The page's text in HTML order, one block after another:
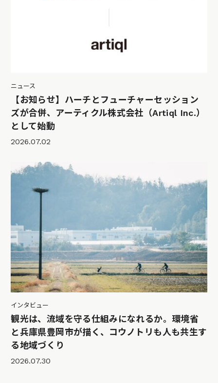
ニュース
【お知らせ】ハーチとフューチャーセッション
ズが合併、アーティクル株式会社（Artiql Inc.）
として始動
2026.07.02
インタビュー
観光は、流域を守る仕組みになれるか。環境省
と兵庫県豊岡市が描く、コウノトリも人も共生す
る地域づくり
2026.07.30